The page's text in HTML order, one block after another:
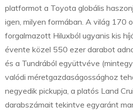
platformot a Toyota globális
igen, milyen formában. A világ 170
forgalmazott Hiluxból ugyanis kis
évente közel 550 ezer darabot
és a Tundrából együttvéve
valódi méretgazdaságossághoz
negyedik pickupja, a platós Land
darabszámait tekintve egyaránt